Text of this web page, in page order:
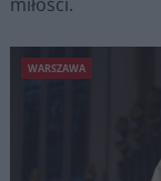
miłości.
WARSZAWA